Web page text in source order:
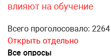
влияют на обучение
Всего проголосовало: 2264
Открыть отдельно
Все опросы